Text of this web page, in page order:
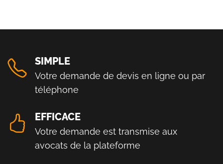
SIMPLE
Votre demande de devis en ligne ou par
téléphone
EFFICACE
Votre demande est transmise aux
avocats de la plateforme